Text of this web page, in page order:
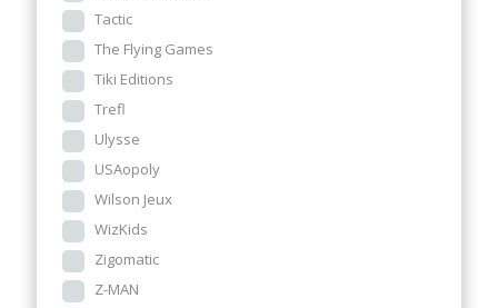
Tactic
The Flying Games
Tiki Editions
Trefl
Ulysse
USAopoly
Wilson Jeux
WizKids
Zigomatic
Z-MAN